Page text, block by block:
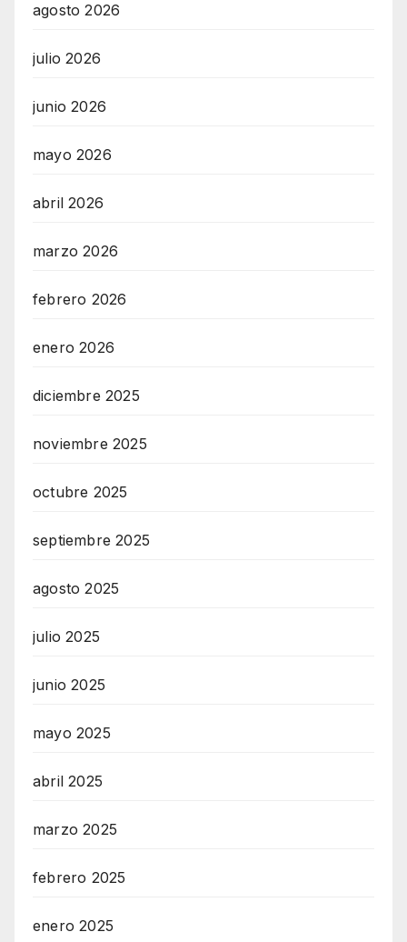
agosto 2026
julio 2026
junio 2026
mayo 2026
abril 2026
marzo 2026
febrero 2026
enero 2026
diciembre 2025
noviembre 2025
octubre 2025
septiembre 2025
agosto 2025
julio 2025
junio 2025
mayo 2025
abril 2025
marzo 2025
febrero 2025
enero 2025